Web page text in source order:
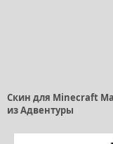
Скин для Minecraft
из Адвентуры